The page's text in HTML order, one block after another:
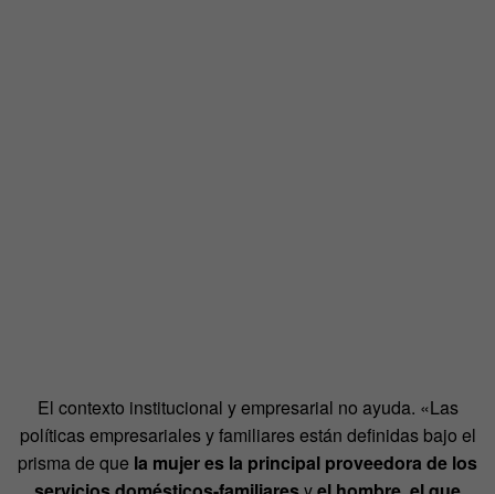
El contexto institucional y empresarial no ayuda. «Las
políticas empresariales y familiares están definidas bajo el
prisma de que la mujer es la principal proveedora de los